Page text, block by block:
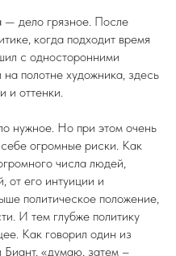
— дело грязное. После
когда подходит время
с односторонними
полотне художника, здесь
и оттенки.
нужное. Но при этом очень
огромные риски. Как
числа людей,
от его интуиции и
политическое положение,
И тем глубже политику
Как говорил один из
«думаю, затем –